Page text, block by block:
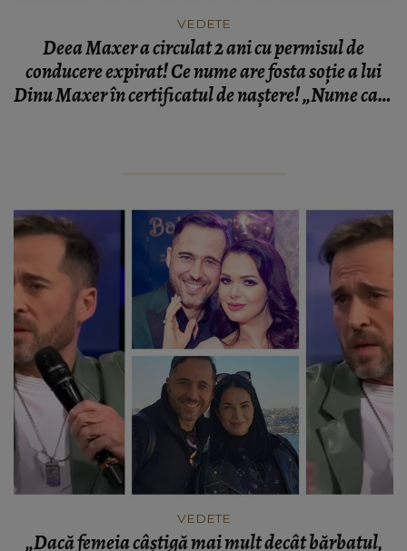
VEDETE
Deea Maxer a circulat 2 ani cu permisul de
conducere expirat! Ce nume are fosta soție a lui
Dinu Maxer în certificatul de naștere! „Nume care
VEDETE
„Dacă femeia câștigă mai mult decât bărbatul,